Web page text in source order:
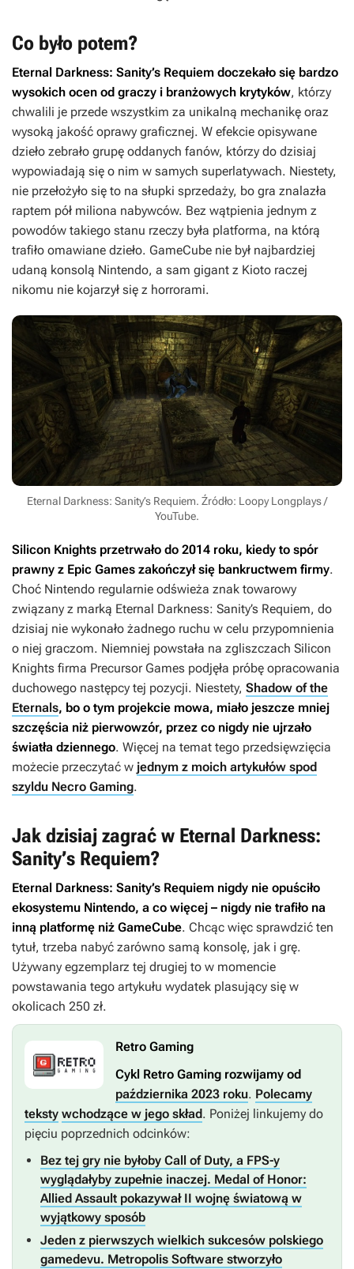
Co było potem?
Eternal Darkness: Sanity’s Requiem doczekało się bardzo
wysokich ocen od graczy i branżowych krytyków, którzy
chwalili je przede wszystkim za unikalną mechanikę oraz
wysoką jakość oprawy graficznej. W efekcie opisywane
dzieło zebrało grupę oddanych fanów, którzy do dzisiaj
wypowiadają się o nim w samych superlatywach. Niestety,
nie przełożyło się to na słupki sprzedaży, bo gra znalazła
raptem pół miliona nabywców. Bez wątpienia jednym z
powodów takiego stanu rzeczy była platforma, na którą
trafiło omawiane dzieło. GameCube nie był najbardziej
udaną konsolą Nintendo, a sam gigant z Kioto raczej
nikomu nie kojarzył się z horrorami.
Eternal Darkness: Sanity’s Requiem. Źródło: Loopy Longplays /
YouTube.
Silicon Knights przetrwało do 2014 roku, kiedy to spór
prawny z Epic Games zakończył się bankructwem firmy.
Choć Nintendo regularnie odświeża znak towarowy
związany z marką Eternal Darkness: Sanity’s Requiem, do
dzisiaj nie wykonało żadnego ruchu w celu przypomnienia
o niej graczom. Niemniej powstała na zgliszczach Silicon
Knights firma Precursor Games podjęła próbę opracowania
duchowego następcy tej pozycji. Niestety, Shadow of the
Eternals, bo o tym projekcie mowa, miało jeszcze mniej
szczęścia niż pierwowzór, przez co nigdy nie ujrzało
światła dziennego. Więcej na temat tego przedsięwzięcia
możecie przeczytać w jednym z moich artykułów spod
szyldu Necro Gaming.
Jak dzisiaj zagrać w Eternal Darkness:
Sanity’s Requiem?
Eternal Darkness: Sanity’s Requiem nigdy nie opuściło
ekosystemu Nintendo, a co więcej – nigdy nie trafiło na
inną platformę niż GameCube. Chcąc więc sprawdzić ten
tytuł, trzeba nabyć zarówno samą konsolę, jak i grę.
Używany egzemplarz tej drugiej to w momencie
powstawania tego artykułu wydatek plasujący się w
okolicach 250 zł.
Retro Gaming
Cykl Retro Gaming rozwijamy od
października 2023 roku. Polecamy
teksty wchodzące w jego skład. Poniżej linkujemy do
pięciu poprzednich odcinków:
Bez tej gry nie byłoby Call of Duty, a FPS-y
wyglądałyby zupełnie inaczej. Medal of Honor:
Allied Assault pokazywał II wojnę światową w
wyjątkowy sposób
Jeden z pierwszych wielkich sukcesów polskiego
gamedevu. Metropolis Software stworzyło